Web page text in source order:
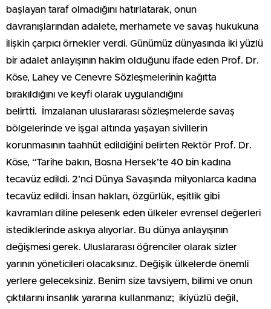
başlayan taraf olmadığını hatırlatarak, onun
davranışlarından adalete, merhamete ve savaş hukukuna
ilişkin çarpıcı örnekler verdi. Günümüz dünyasında iki yüzlü
bir adalet anlayışının hakim olduğunu ifade eden Prof. Dr.
Köse, Lahey ve Cenevre Sözleşmelerinin kağıtta
bırakıldığını ve keyfi olarak uygulandığını
belirtti. İmzalanan uluslararası sözleşmelerde savaş
bölgelerinde ve işgal altında yaşayan sivillerin
korunmasının taahhüt edildiğini belirten Rektör Prof. Dr.
Köse, “Tarihe bakın, Bosna Hersek’te 40 bin kadına
tecavüz edildi. 2’nci Dünya Savaşında milyonlarca kadına
tecavüz edildi. İnsan hakları, özgürlük, eşitlik gibi
kavramları diline pelesenk eden ülkeler evrensel değerleri
istediklerinde askıya alıyorlar. Bu dünya anlayışının
değişmesi gerek. Uluslararası öğrenciler olarak sizler
yarının yöneticileri olacaksınız. Değişik ülkelerde önemli
yerlere geleceksiniz. Benim size tavsiyem, bilimi ve onun
çıktılarını insanlık yararına kullanmanız; ikiyüzlü değil,